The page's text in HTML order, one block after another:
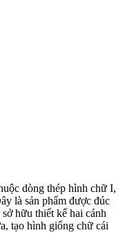
dòng thép hình chữ I,
là sản phẩm được đúc
hữu thiết kế hai cánh
tạo hình giống chữ cái